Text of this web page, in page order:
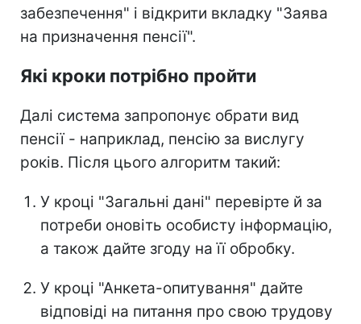
забезпечення" і відкрити вкладку "Заява
на призначення пенсії".
Які кроки потрібно пройти
Далі система запропонує обрати вид
пенсії - наприклад, пенсію за вислугу
років. Після цього алгоритм такий:
У кроці "Загальні дані" перевірте й за
потреби оновіть особисту інформацію,
а також дайте згоду на її обробку.
У кроці "Анкета-опитування" дайте
відповіді на питання про свою трудову